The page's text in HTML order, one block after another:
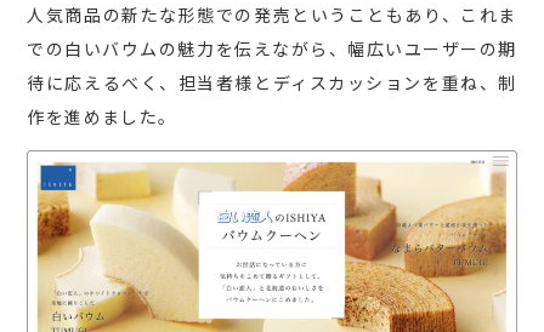
人気商品の新たな形態での発売ということもあり、これま
での白いバウムの魅力を伝えながら、幅広いユーザーの期
待に応えるべく、担当者様とディスカッションを重ね、制
作を進めました。